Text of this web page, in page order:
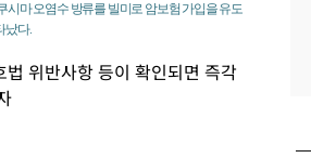
시마 오염수 방류를 빌미로 암보험 가입을 유도
났다.
위반사항 등이 확인되면 즉각